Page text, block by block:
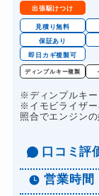
出張駆けつけ
見積り無料
保証あり
即日カギ複製可
ディンプルキー複製
※ディンプルキー
※イモビライザー
照合でエンジン
口コミ評
営業時間